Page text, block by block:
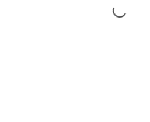
Loading...